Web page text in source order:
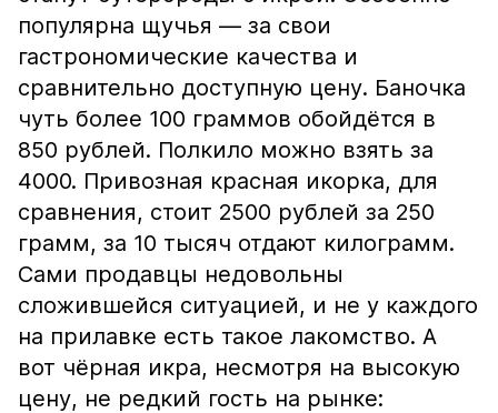
популярна щучья — за свои
гастрономические качества и
сравнительно доступную цену. Баночка
чуть более 100 граммов обойдётся в
850 рублей. Полкило можно взять за
4000. Привозная красная икорка, для
сравнения, стоит 2500 рублей за 250
грамм, за 10 тысяч отдают килограмм.
Сами продавцы недовольны
сложившейся ситуацией, и не у каждого
на прилавке есть такое лакомство. А
вот чёрная икра, несмотря на высокую
цену, не редкий гость на рынке: